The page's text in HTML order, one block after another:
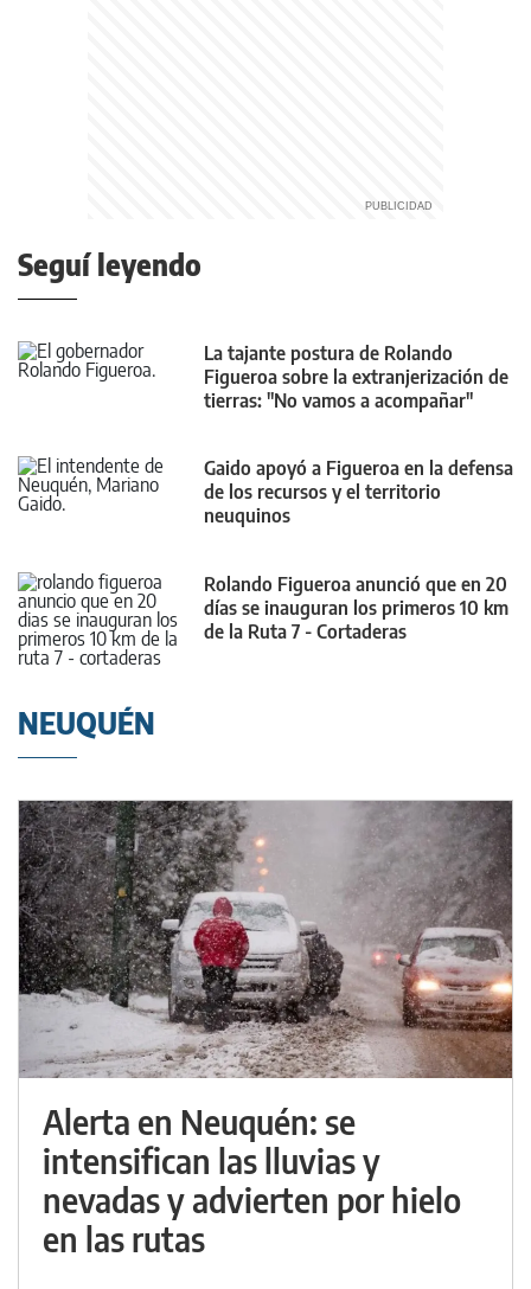
Seguí leyendo
La tajante postura de Rolando
Figueroa sobre la extranjerización de
tierras: "No vamos a acompañar"
Gaido apoyó a Figueroa en la defensa
de los recursos y el territorio
neuquinos
Rolando Figueroa anunció que en 20
días se inauguran los primeros 10 km
de la Ruta 7 - Cortaderas
NEUQUÉN
Alerta en Neuquén: se
intensifican las lluvias y
nevadas y advierten por hielo
en las rutas